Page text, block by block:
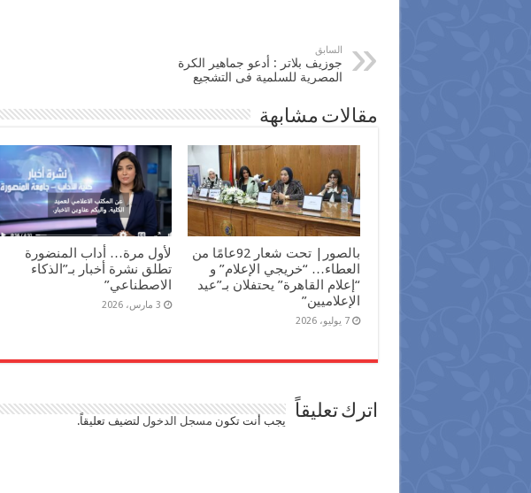
السابق
جوزيف بلاتر : أدعو جماهير الكرة
المصرية للسلمية فى التشجيع
مقالات مشابهة
بالصور| تحت شعار 92عامًا من
العطاء… “خريجي الإعلام” و
“إعلام القاهرة” يحتفلان بـ”عيد
الإعلاميين”
7 يوليو، 2026
لأول مرة… أداب المنضورة
تطلق نشرة أخبار بـ”الذكاء
الاصطناعي”
3 مارس، 2026
اترك تعليقاً يجب أنت تكون مسجل الدخول لتضيف تعليقاً.